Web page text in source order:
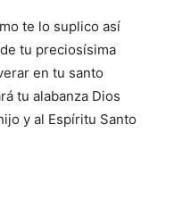
te lo suplico así
tu preciosísima
en tu santo
tu alabanza Dios
y al Espíritu Santo